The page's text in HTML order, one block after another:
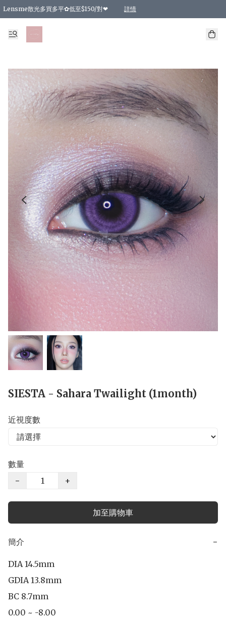
Lensme散光多買多平✿低至$150/對❤ 詳情
台灣Karacon⁩✧日拋 特價清貨❁⃘
日本韓國多款日/月拋現貨☼ 特價❤︎數量有限 售完即止
🇰🇷韓國多款月拋現貨 特價兩對$99✿數量有限 售完即止♫
精選商品，任選買2件或以上9 折；買4件或以上85 折；買6件或以上8 折
精選商品，任選買2件HKD 140.00；買4件HKD 260.00
精選商品，任選買2件HKD 190.00；買4件HKD 360.00
精選商品，任選買2件HKD 110.00；買4件HKD 180.00
精選商品，任選買2件HKD 170.00；買4件HKD 320.00
精選商品，任選買2件或以上減HKD 148.00
精選商品，任選買2件或以上減HKD 148.00
精選商品，任選買2件或以上95 折；買4件或以上9 折；買6件或以上85 折；買8件
精選商品，任選買12件或以上87 折
精選商品，任選買2件或以上減HKD 16.00；買4件或以上減HKD 32.00；買6
精選商品，任選買2件或以上95 折；買4件或以上9 折；買8件或以上85 折；買12
購物滿 HKD 800.00即享免運費優惠！（適用於 特定的送貨方式 )
SIESTA - Sahara Twailight (1month)
近視度數
數量
−
+
加至購物車
簡介 −
DIA 14.5mm
GDIA 13.8mm
BC 8.7mm
0.00 ~ -8.00